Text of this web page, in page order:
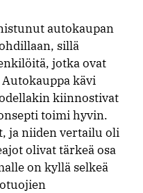
autokaupan
sillä
jotka ovat
kävi
kiinnostivat
toimi hyvin.
ja niiden vertailu oli
olivat tärkeä osa
on kyllä selkeä